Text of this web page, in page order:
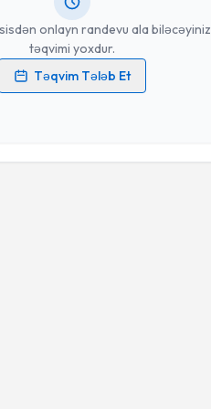
onlayn randevu ala biləcəyiniz
təqvimi yoxdur.
Təqvim Tələb Et
emal edilməsinə dair